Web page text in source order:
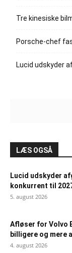
Tre kinesiske
Porsche-chef
Lucid udskyder
LÆS OGSÅ
Lucid udskyder
konkurrent til
5. august 2026
Afløser for Volvo
billigere og mere
4. august 2026